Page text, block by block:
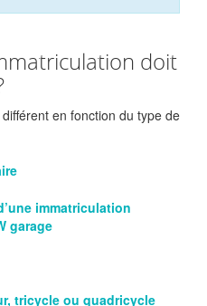
doit
en fonction du type de
immatriculation
garage
tricycle ou quadricycle